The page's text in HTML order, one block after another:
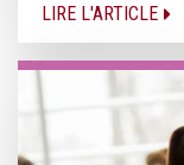
LIRE L'ARTICLE